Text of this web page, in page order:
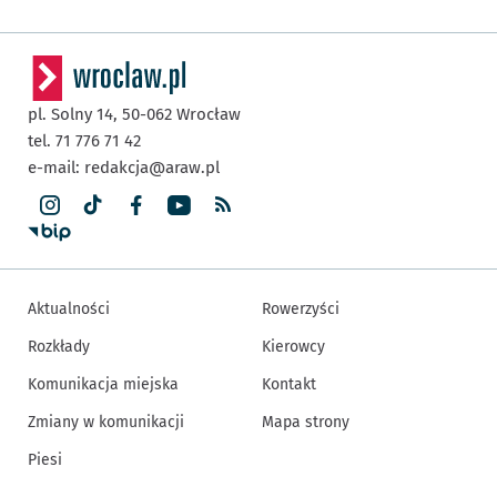
pl. Solny 14, 50-062 Wrocław
tel. 71 776 71 42
e-mail: redakcja@araw.pl
Aktualności
Rozkłady
Komunikacja miejska
Zmiany w komunikacji
Piesi
Rowerzyści
Kierowcy
Kontakt
Mapa strony